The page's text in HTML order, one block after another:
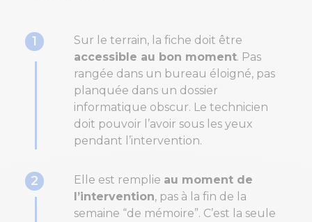
1
Sur le terrain, la fiche doit être
accessible au bon moment. Pas
rangée dans un bureau éloigné, pas
planquée dans un dossier
informatique obscur. Le technicien
doit pouvoir l’avoir sous les yeux
pendant l’intervention.
2 Elle est remplie au moment de
l’intervention, pas à la fin de la
semaine “de mémoire”. C’est la seule